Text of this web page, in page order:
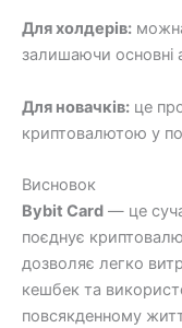
Для холдерів:
залишаючи основні
Для новачків: це
криптовалютою у
Висновок
Bybit Card — це
поєднує
дозволяє легко
кешбек та
повсякденному